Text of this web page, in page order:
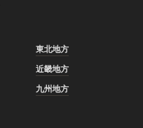
東北地方
近畿地方
九州地方